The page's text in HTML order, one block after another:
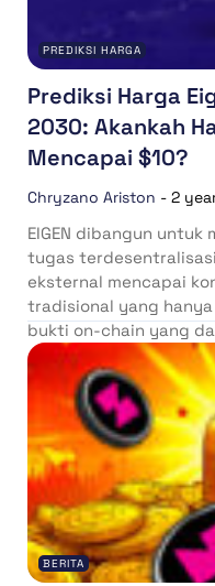
PREDIKSI HARGA
Prediksi Harga
2030: Akankah
Mencapai $10?
Chryzano Ariston - 2
EIGEN dibangun untuk
tugas
eksternal mencapai
tradisional yang
bukti on-chain yang
BERITA